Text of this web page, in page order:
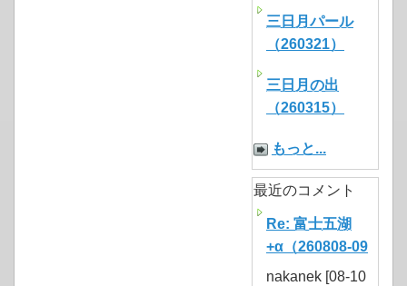
三日月パール
（260321）
三日月の出
（260315）
もっと...
最近のコメント
Re: 富士五湖
+α（260808-09
nakanek [08-10